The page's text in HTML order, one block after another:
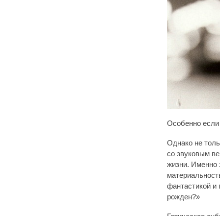
Особенно
Однако не
со звуковым
жизни. Именно
фантастикой и
рожден?»